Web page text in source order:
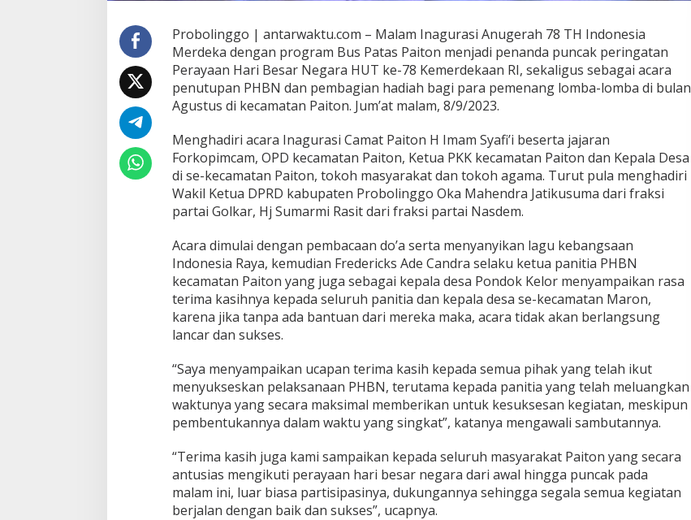
Probolinggo | antarwaktu.com – Malam Inagurasi Anugerah 78 TH Indonesia
Merdeka dengan program Bus Patas Paiton menjadi penanda puncak peringatan
Perayaan Hari Besar Negara HUT ke-78 Kemerdekaan RI, sekaligus sebagai acara
penutupan PHBN dan pembagian hadiah bagi para pemenang lomba-lomba di bulan
Agustus di kecamatan Paiton. Jum’at malam, 8/9/2023.
Menghadiri acara Inagurasi Camat Paiton H Imam Syafi’i beserta jajaran
Forkopimcam, OPD kecamatan Paiton, Ketua PKK kecamatan Paiton dan Kepala Desa
di se-kecamatan Paiton, tokoh masyarakat dan tokoh agama. Turut pula menghadiri
Wakil Ketua DPRD kabupaten Probolinggo Oka Mahendra Jatikusuma dari fraksi
partai Golkar, Hj Sumarmi Rasit dari fraksi partai Nasdem.
Acara dimulai dengan pembacaan do’a serta menyanyikan lagu kebangsaan
Indonesia Raya, kemudian Fredericks Ade Candra selaku ketua panitia PHBN
kecamatan Paiton yang juga sebagai kepala desa Pondok Kelor menyampaikan rasa
terima kasihnya kepada seluruh panitia dan kepala desa se-kecamatan Maron,
karena jika tanpa ada bantuan dari mereka maka, acara tidak akan berlangsung
lancar dan sukses.
“Saya menyampaikan ucapan terima kasih kepada semua pihak yang telah ikut
menyukseskan pelaksanaan PHBN, terutama kepada panitia yang telah meluangkan
waktunya yang secara maksimal memberikan untuk kesuksesan kegiatan, meskipun
pembentukannya dalam waktu yang singkat”, katanya mengawali sambutannya.
“Terima kasih juga kami sampaikan kepada seluruh masyarakat Paiton yang secara
antusias mengikuti perayaan hari besar negara dari awal hingga puncak pada
malam ini, luar biasa partisipasinya, dukungannya sehingga segala semua kegiatan
berjalan dengan baik dan sukses”, ucapnya.